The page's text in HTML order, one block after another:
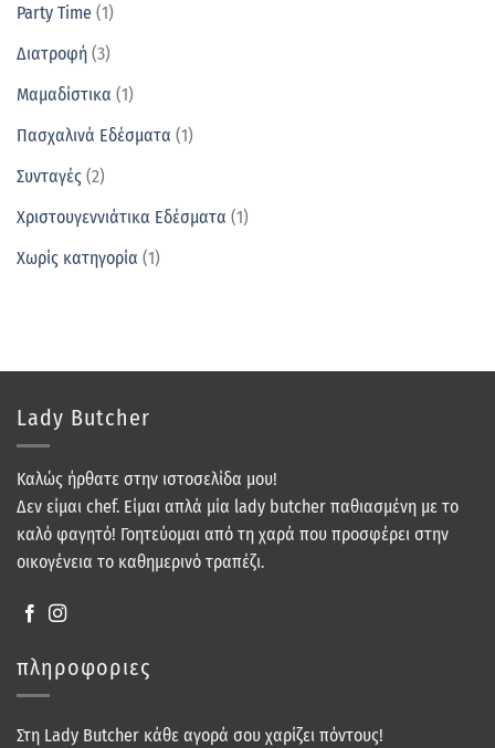
Party Time (1)
Διατροφή (3)
Μαμαδίστικα (1)
Πασχαλινά Εδέσματα (1)
Συνταγές (2)
Χριστουγεννιάτικα Εδέσματα (1)
Χωρίς κατηγορία (1)
Lady Butcher
Καλώς ήρθατε στην ιστοσελίδα μου!
Δεν είμαι chef. Είμαι απλά μία lady butcher παθιασμένη με το
καλό φαγητό! Γοητεύομαι από τη χαρά που προσφέρει στην
οικογένεια το καθημερινό τραπέζι.
πληροφοριες
Στη Lady Butcher κάθε αγορά σου χαρίζει πόντους!